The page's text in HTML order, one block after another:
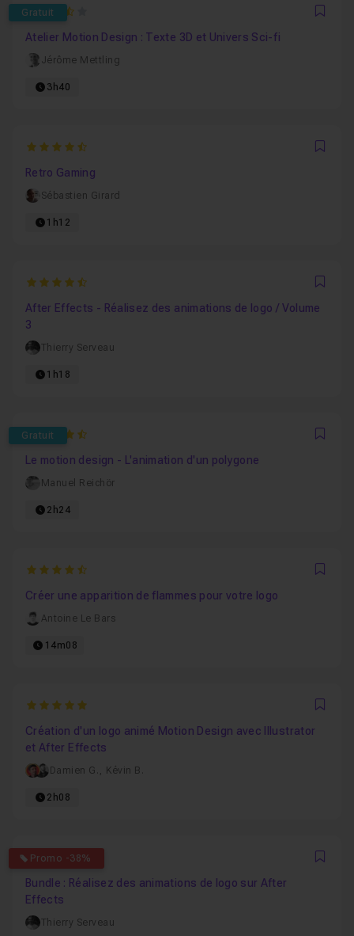
Gratuit
3.5
Atelier Motion Design : Texte 3D et Univers Sci-fi
Jérôme Mettling
3h40
4.5
Retro Gaming
Sébastien Girard
1h12
4.6666666666667
After Effects - Réalisez des animations de logo / Volume
3
Thierry Serveau
1h18
Gratuit
4.6
Le motion design - L'animation d'un polygone
Manuel Reichör
2h24
4.6666666666667
Créer une apparition de flammes pour votre logo
Antoine Le Bars
14m08
5
Création d'un logo animé Motion Design avec Illustrator
et After Effects
Damien G. , Kévin B.
2h08
Promo -38%
4
Bundle : Réalisez des animations de logo sur After
Effects
Thierry Serveau